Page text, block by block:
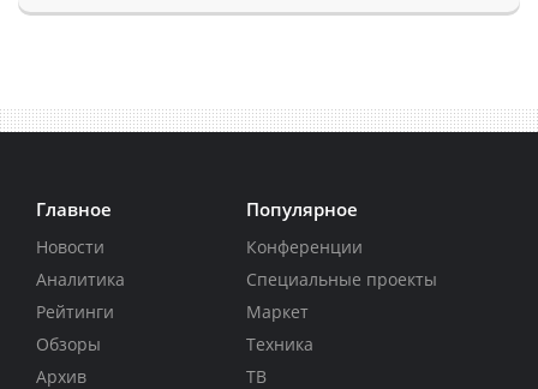
Главное
Новости
Аналитика
Рейтинги
Обзоры
Архив
Популярное
Конференции
Специальные проекты
Маркет
Техника
ТВ